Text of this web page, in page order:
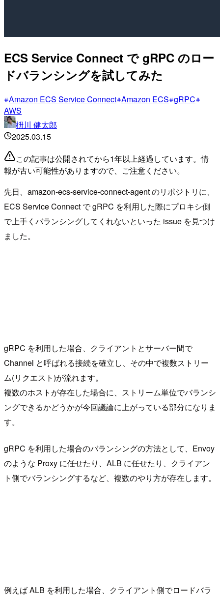
ECS Service Connect で gRPC のロー
ドバランシングを試してみた
Amazon ECS Service Connect Amazon ECS gRPC
AWS
枡川 健太郎
2025.03.15
この記事は公開されてから1年以上経過しています。情
報が古い可能性がありますので、ご注意ください。
先日、amazon-ecs-service-connect-agent のリポジトリに、
ECS Service Connect で gRPC を利用した際にプロキシ側
で上手くバランシングしてくれないといった issue を見つけ
ました。
gRPC を利用した場合、クライアントとサーバー間で
Channel と呼ばれる接続を確立し、その中で複数ストリー
ム(リクエスト)が流れます。
複数のホストが存在した場合に、ストリーム単位でバランシ
ングできるかどうかが今回議論に上がっている部分になりま
す。
gRPC を利用した場合のバランシングの方法として、Envoy
のような Proxy に任せたり、ALB に任せたり、クライアン
ト側でバランシングするなど、複数のやり方が存在します。
例えば ALB を利用した場合、クライアント側でロードバラ